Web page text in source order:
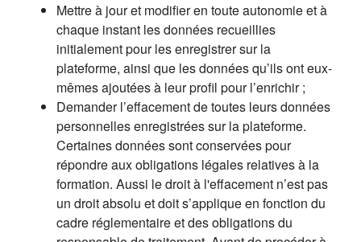
Mettre à jour et modifier en toute autonomie et à
chaque instant les données recueillies
initialement pour les enregistrer sur la
plateforme, ainsi que les données qu’ils ont eux-
mêmes ajoutées à leur profil pour l’enrichir ;
Demander l’effacement de toutes leurs données
personnelles enregistrées sur la plateforme.
Certaines données sont conservées pour
répondre aux obligations légales relatives à la
formation. Aussi le droit à l'effacement n’est pas
un droit absolu et doit s’applique en fonction du
cadre réglementaire et des obligations du